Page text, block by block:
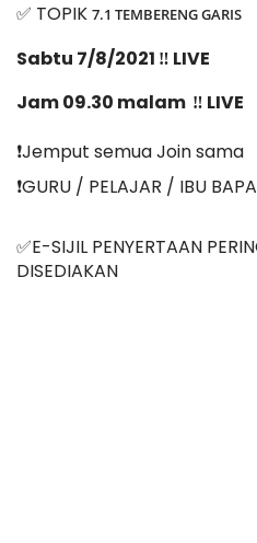
✅ TOPIK 7.1 TEMBERENG GARIS
Sabtu 7/8/2021 ‼️ LIVE
Jam 09.30 malam  ‼️ LIVE
❗️Jemput semua Join sama
❗️GURU / PELAJAR / IBU BAPA
✅E-SIJIL PENYERTAAN
DISEDIAKAN